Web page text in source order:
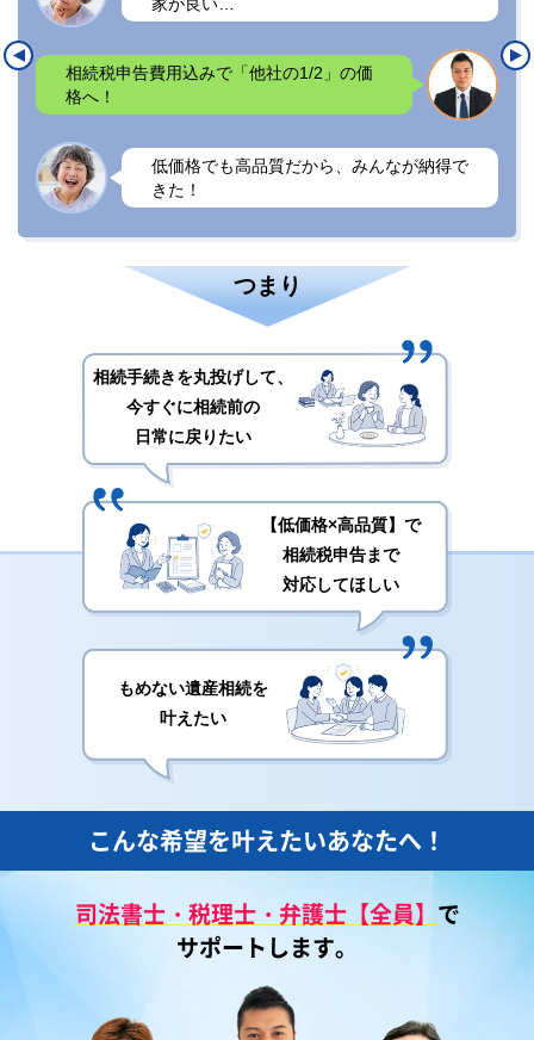
Pre
vio
2」の価
ら、みんなが納得で
ミカタ相続が連絡役となり遺産分
自分で連絡する負担が
Ne
xt
つまり
相続手続きを丸投げして、
今すぐに相続前の
日常に戻りたい
【低価格×高品質】で
相続税申告まで
対応してほしい
もめない遺産相続を
叶えたい
こんな希望を叶えたいあなたへ！
司法書士・税理士・弁護士【全員】 で
サポートします。